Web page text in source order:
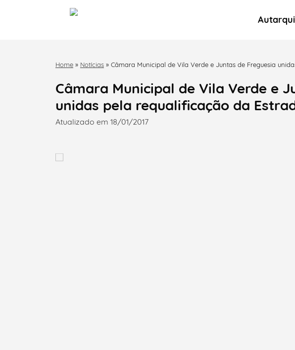
Home » Notícias » Câmara Municipal de Vila Verde e Juntas de Freguesia
Câmara Municipal de Vila Verde e
unidas pela requalificação da
Atualizado em 18/01/2017